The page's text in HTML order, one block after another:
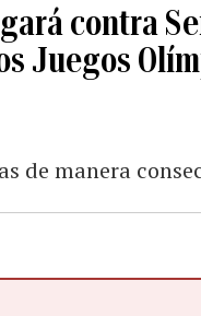
contra
Juegos
de manera